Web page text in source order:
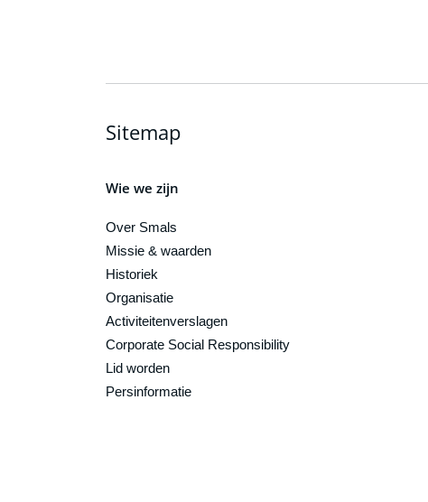
Sitemap
Wie we zijn
Over Smals
Missie & waarden
Historiek
Organisatie
Activiteitenverslagen
Corporate Social Responsibility
Lid worden
Persinformatie